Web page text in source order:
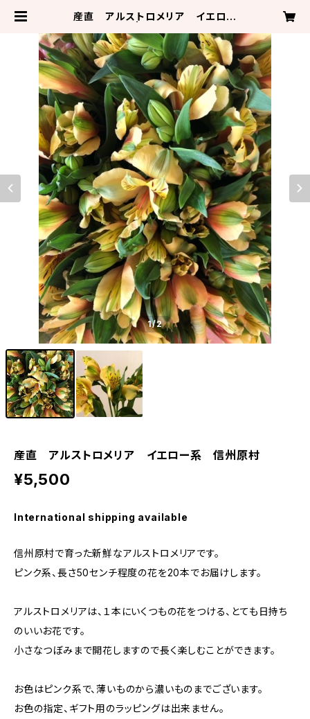
産直 アルストロメリア イエロー
ル
1/2
産直 アルストロメリア イエロー系 信州原村
¥5,500
International shipping available
信州原村で育った新鮮なアルストロメリアです。
ピンク系、長さ50センチ程度の花を20本でお届けします。
アルストロメリアは、１本にいくつもの花をつける、とても日持ち
のいいお花です。
小さなつぼみまで開花しますので長く楽しむことができます。
お色はピンク系で、薄いものから濃いものまでございます。
お色の指定、ギフト用のラッピングは出来ません。